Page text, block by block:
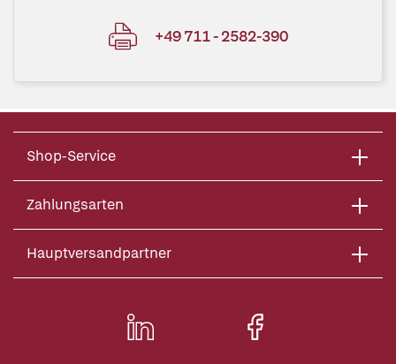
+49 711 - 2582-390
Shop-Service
Zahlungsarten
Hauptversandpartner